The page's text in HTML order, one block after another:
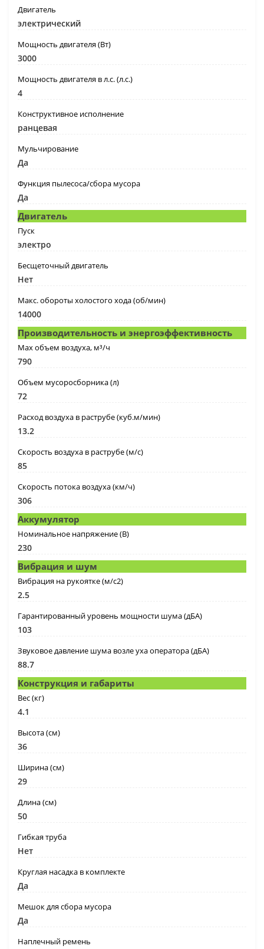
Двигатель
электрический
Мощность двигателя (Вт)
3000
Мощность двигателя в л.с. (л.с.)
4
Конструктивное исполнение
ранцевая
Мульчирование
Да
Функция пылесоса/сбора мусора
Да
Двигатель
Пуск
электро
Бесщеточный двигатель
Нет
Макс. обороты холостого хода (об/мин)
14000
Производительность и энергоэффективность
Max объем воздуха, м³/ч
790
Объем мусоросборника (л)
72
Расход воздуха в раструбе (куб.м/мин)
13.2
Скорость воздуха в раструбе (м/с)
85
Скорость потока воздуха (км/ч)
306
Аккумулятор
Номинальное напряжение (В)
230
Вибрация и шум
Вибрация на рукоятке (м/с2)
2.5
Гарантированный уровень мощности шума (дБА)
103
Звуковое давление шума возле уха оператора (дБА)
88.7
Конструкция и габариты
Вес (кг)
4.1
Высота (см)
36
Ширина (см)
29
Длина (см)
50
Гибкая труба
Нет
Круглая насадка в комплекте
Да
Мешок для сбора мусора
Да
Наплечный ремень